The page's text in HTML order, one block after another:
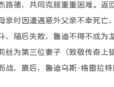
路德，共同克服重重困难。返
亲时因遭遇意外父亲不幸死亡
，随后失败，鲁迪不得不成为
丝为第三位妻子（致敬传奇上
战，最后，鲁迪乌斯·格雷拉